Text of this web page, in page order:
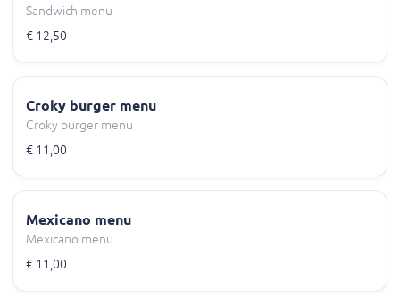
Sandwich menu
€ 12,50
Croky burger menu
Croky burger menu
€ 11,00
Mexicano menu
Mexicano menu
€ 11,00